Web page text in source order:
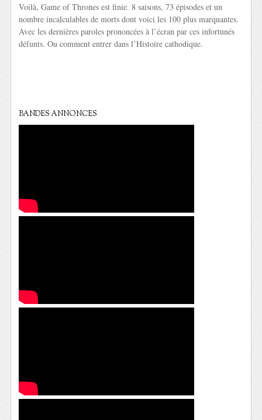
Voilà, Game of Thrones est finie. 8 saisons, 73 épisodes et un
nombre incalculables de morts dont voici les 100 plus marquantes.
Avec les dernières paroles prononcées à l’écran par ces infortunés
défunts. Ou comment entrer dans l’Histoire cathodique.
BANDES ANNONCES